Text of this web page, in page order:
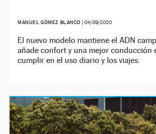
MANUEL GÓMEZ BLANCO |04/09/2020
El nuevo modelo mantiene el ADN
añade confort y una mejor conducción
cumplir en el uso diario y los viajes.